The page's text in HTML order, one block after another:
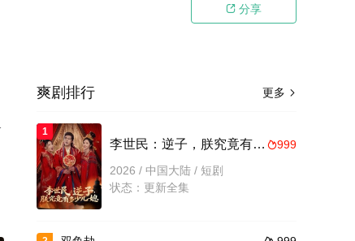
 分享
更多 
爽剧排行
1
999
李世民：逆子，朕究竟有多少儿媳
2026 / 中国大陆 / 短剧
状态：更新全集